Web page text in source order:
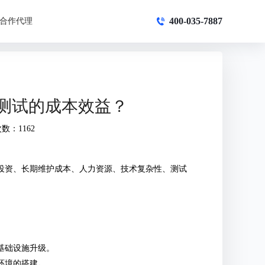
合作代理 400-035-7887
试的成本效益？
：1162
、长期维护成本、人力资源、技术复杂性、测试
设施升级。